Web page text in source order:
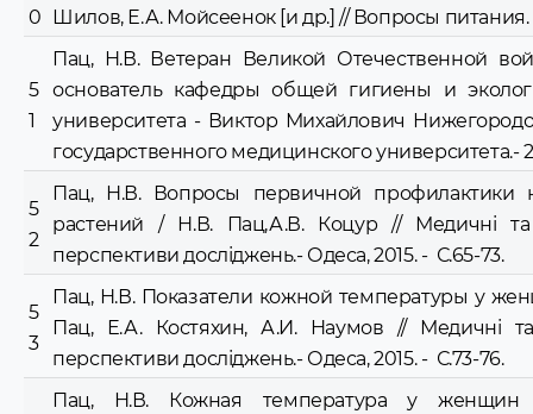
0 Шилов, Е.А. Мойсеенок [и др.] // Вопросы питания.
5
1
Пац, Н.В. Ветеран Великой Отечественной
основатель кафедры общей гигиены и
университета - Виктор Михайлович
государственного медицинского университета.-
5
2
Пац, Н.В. Вопросы первичной профилактики
растений / Н.В. Пац,А.В. Коцур // Медичні та
перспективи досліджень.- Одеса, 2015. - С.65-73.
5
3
Пац, Н.В. Показатели кожной температуры у
Пац, Е.А. Костяхин, А.И. Наумов // Медичні та
перспективи досліджень.- Одеса, 2015. - С.73-76.
Пац, Н.В. Кожная температура у женщин